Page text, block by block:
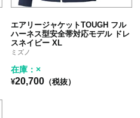
エアリージャケットTOUGH フル
ハーネス型安全帯対応モデル ドレ
スネイビー XL
ミズノ
在庫：×
¥20,700 （税抜）